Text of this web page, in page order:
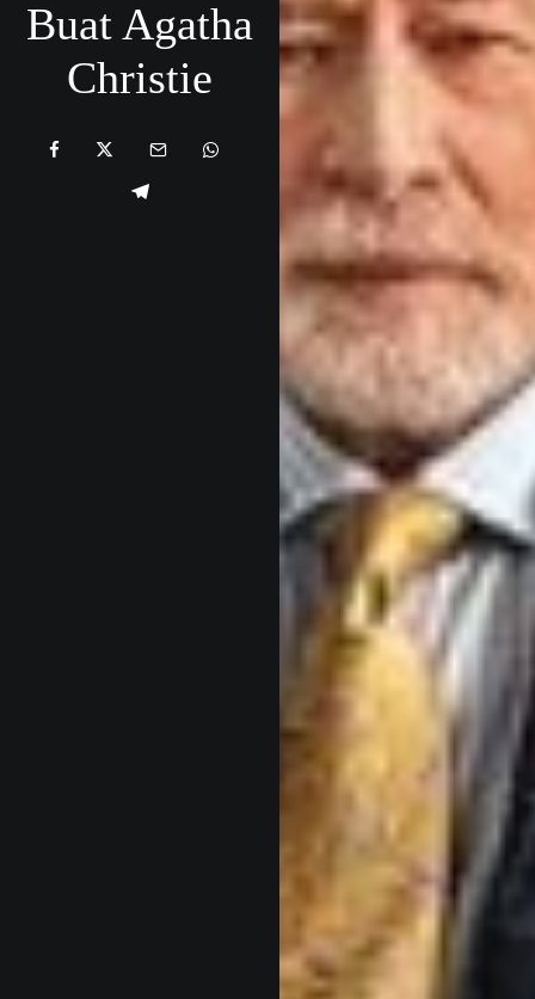
Buat Agatha
Christie